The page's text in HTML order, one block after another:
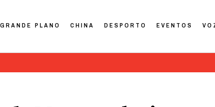
GRANDE PLANO CHINA DESPORTO EVENTOS